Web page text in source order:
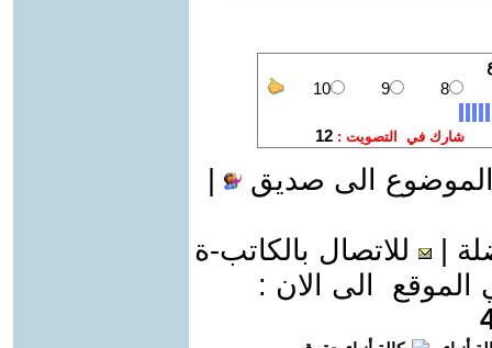
الى صديق
للاتصال بالكاتب-ة
الى الان :